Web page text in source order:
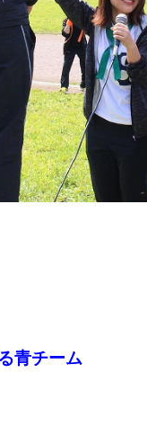
青チーム